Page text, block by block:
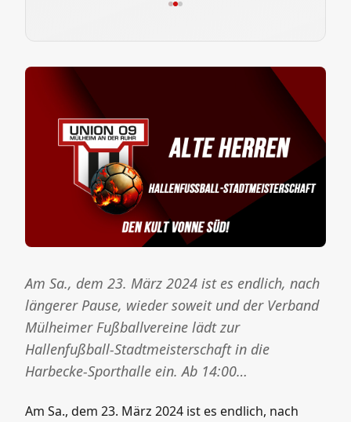
Am Sa., dem 23. März 2024 ist es endlich, nach
längerer Pause, wieder soweit und der Verband
Mülheimer Fußballvereine lädt zur
Hallenfußball-Stadtmeisterschaft in die
Harbecke-Sporthalle ein. Ab 14:00…
Am Sa., dem 23. März 2024 ist es endlich, nach